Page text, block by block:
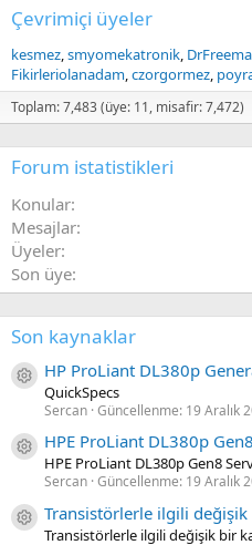
Çevrimiçi üyeler
kesmez smyomekatronik
Fikirleriolanadam czorgormez
Toplam: 7,483 (üye: 11, misafir: 7,472)
Forum istatistikleri
Konular
Mesajlar
Üyeler
Son üye
Son kaynaklar
Kaynak ikon/amblem
HP ProLiant DL380p
QuickSpecs
Sercan Güncellenme: 19 Aralık
Kaynak ikon/amblem
HPE ProLiant DL380p
HPE ProLiant DL380p Gen8
Sercan Güncellenme: 19 Aralık
Kaynak ikon/amblem
Transistörlerle ilgili
Transistörlerle ilgili değişik bir